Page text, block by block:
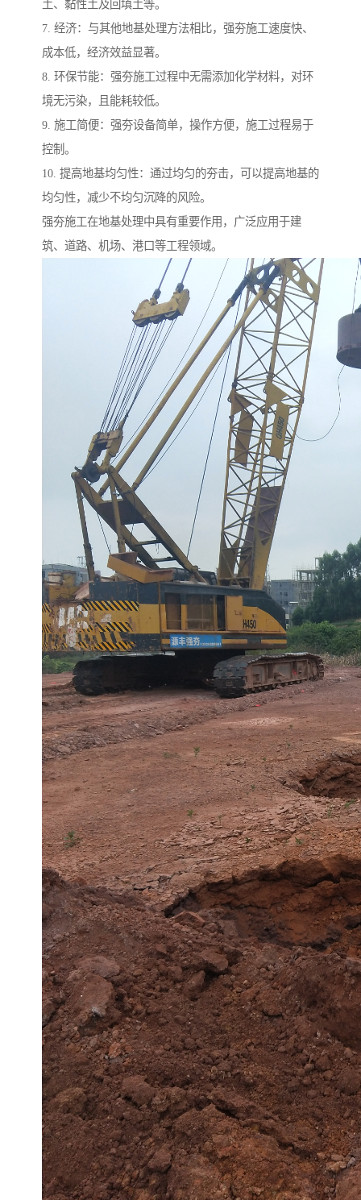
土、黏性土及回填土等。
7. 经济：与其他地基处理方法相比，强夯施工速度快、
成本低，经济效益显著。
8. 环保节能：强夯施工过程中无需添加化学材料，对环
境无污染，且能耗较低。
9. 施工简便：强夯设备简单，操作方便，施工过程易于
控制。
10. 提高地基均匀性：通过均匀的夯击，可以提高地基的
均匀性，减少不均匀沉降的风险。
强夯施工在地基处理中具有重要作用，广泛应用于建
筑、道路、机场、港口等工程领域。